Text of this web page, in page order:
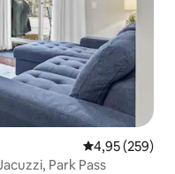
4,95 de uma
4,95 (259)
Park Pass